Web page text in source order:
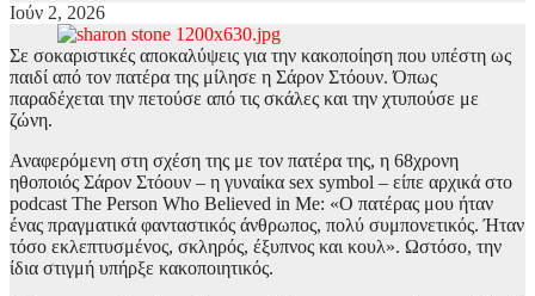
Ιούν 2, 2026
Σε σοκαριστικές αποκαλύψεις για την κακοποίηση που υπέστη ως
παιδί από τον πατέρα της μίλησε η Σάρον Στόουν. Όπως
παραδέχεται την πετούσε από τις σκάλες και την χτυπούσε με
ζώνη.
Αναφερόμενη στη σχέση της με τον πατέρα της, η 68χρονη
ηθοποιός Σάρον Στόουν – η γυναίκα sex symbol – είπε αρχικά στο
podcast The Person Who Believed in Me: «Ο πατέρας μου ήταν
ένας πραγματικά φανταστικός άνθρωπος, πολύ συμπονετικός. Ήταν
τόσο εκλεπτυσμένος, σκληρός, έξυπνος και κουλ». Ωστόσο, την
ίδια στιγμή υπήρξε κακοποιητικός.